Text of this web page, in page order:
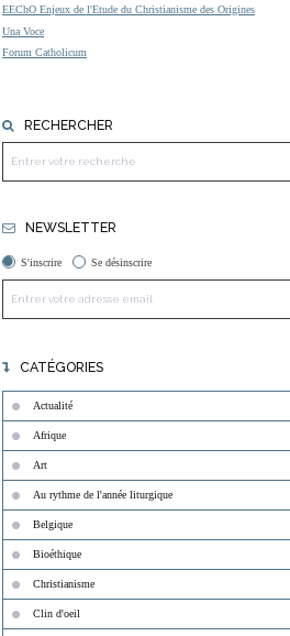
EEChO Enjeux de l'Etude du Christianisme des Origines
Una Voce
Forum Catholicum
RECHERCHER
NEWSLETTER
S'inscrire Se désinscrire
CATÉGORIES
Actualité
Afrique
Art
Au rythme de l'année liturgique
Belgique
Bioéthique
Christianisme
Clin d'oeil